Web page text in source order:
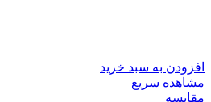
افزودن به سبد خرید
مشاهده سریع
مقایسه